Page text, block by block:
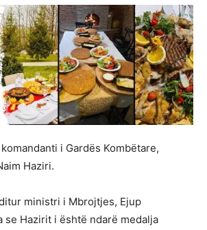
i Gardës Kombëtare,
Haziri.
ministri i Mbrojtjes, Ejup
se Hazirit i është ndarë medalja